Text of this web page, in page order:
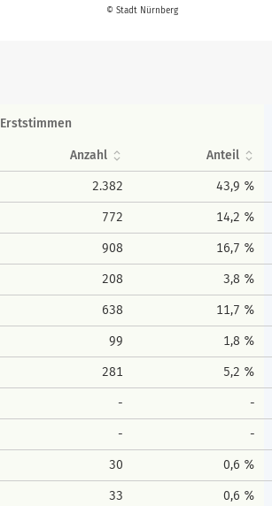
© Stadt Nürnberg
Erststimmen
Anzahl Anteil
2.382 43,9 %
772 14,2 %
908 16,7 %
208 3,8 %
638 11,7 %
99 1,8 %
281 5,2 %
- -
- -
30 0,6 %
33 0,6 %